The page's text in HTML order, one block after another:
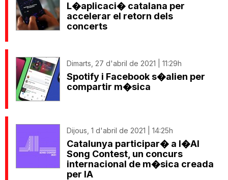
L�aplicaci� catalana per
accelerar el retorn dels
concerts
Dimarts, 27 d'abril de 2021 | 11:29h
Spotify i Facebook s�alien per
compartir m�sica
Dijous, 1 d'abril de 2021 | 14:25h
Catalunya participar� a l�AI
Song Contest, un concurs
internacional de m�sica creada
per IA